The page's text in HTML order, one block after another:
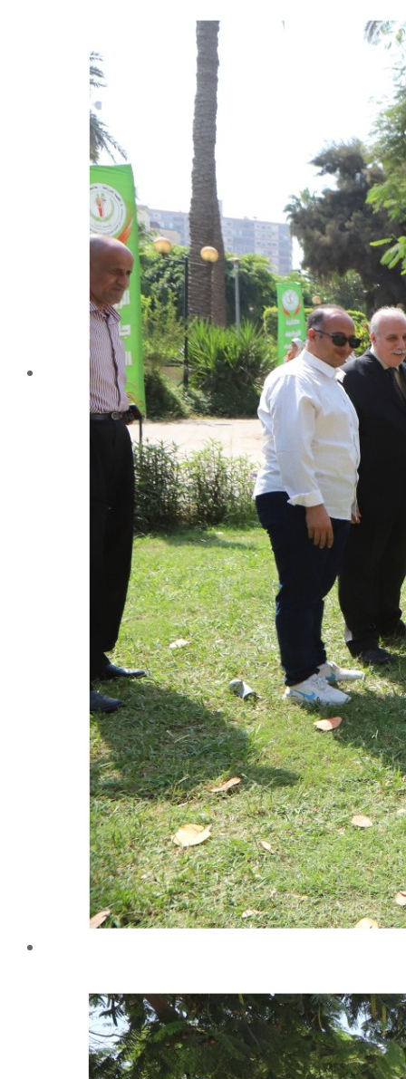
الإدارة
كلمة عميد الكلية
رؤساء الأقسام العلمية
الهيكل التنظيمى
نبذة تاريخية
تاريخ الكلية
الإدارة الحالية
الخطة الإستراتجية و التنفيذية
ميثاق الأخلاقيات
بحوث فى حقوق الملكية الفكرية
إستراتجية التعليم والتعلم
البريد الإلكترونى لإدارات و مراكز الكلية
خريطة الكلية